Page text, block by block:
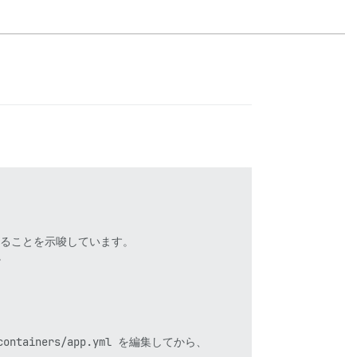
とを示唆しています。
containers/app.yml を編集してから、